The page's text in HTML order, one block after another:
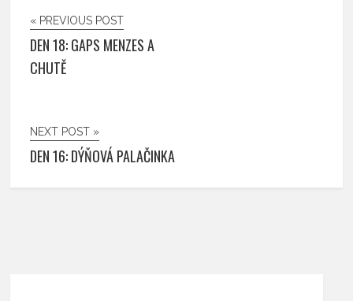
« PREVIOUS POST
DEN 18: GAPS MENZES A
CHUTĚ
NEXT POST »
DEN 16: DÝŇOVÁ PALAČINKA